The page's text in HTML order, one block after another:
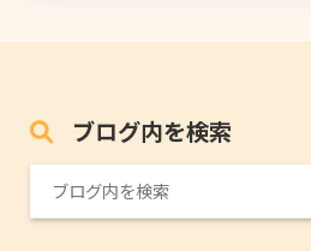
ブログ内を検索